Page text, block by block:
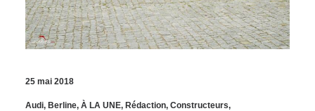
25 mai 2018
Audi, Berline, À LA UNE, Rédaction, Constructeurs,